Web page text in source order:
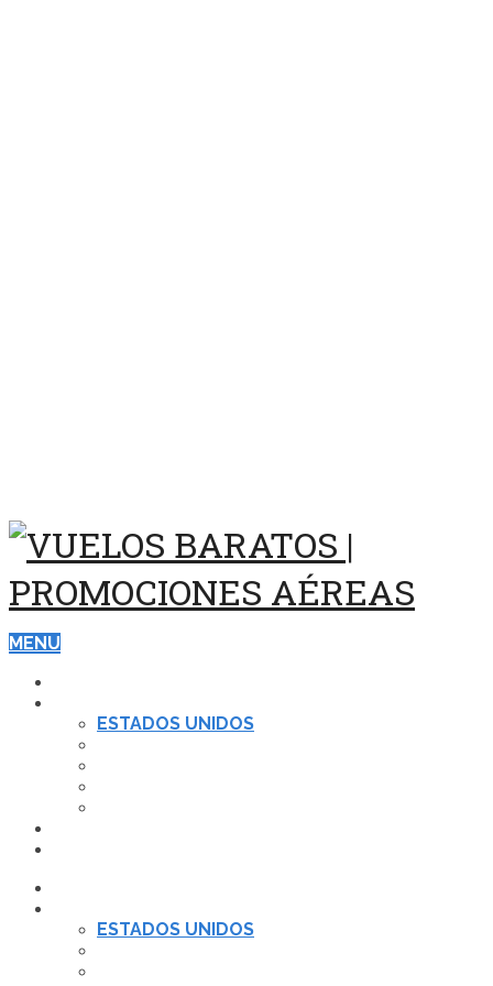
MENU
ESTADOS UNIDOS
ESTADOS UNIDOS